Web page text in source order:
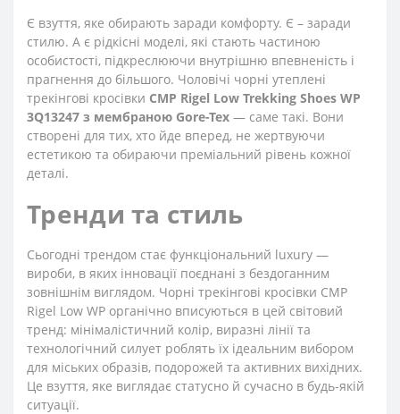
Є взуття, яке обирають заради комфорту. Є – заради
стилю. А є рідкісні моделі, які стають частиною
особистості, підкреслюючи внутрішню впевненість і
прагнення до більшого. Чоловічі чорні утеплені
трекінгові кросівки CMP Rigel Low Trekking Shoes WP
3Q13247 з мембраною Gore-Tex — саме такі. Вони
створені для тих, хто йде вперед, не жертвуючи
естетикою та обираючи преміальний рівень кожної
деталі.
Тренди та стиль
Сьогодні трендом стає функціональний luxury —
вироби, в яких інновації поєднані з бездоганним
зовнішнім виглядом. Чорні трекінгові кросівки CMP
Rigel Low WP органічно вписуються в цей світовий
тренд: мінімалістичний колір, виразні лінії та
технологічний силует роблять їх ідеальним вибором
для міських образів, подорожей та активних вихідних.
Це взуття, яке виглядає статусно й сучасно в будь-якій
ситуації.